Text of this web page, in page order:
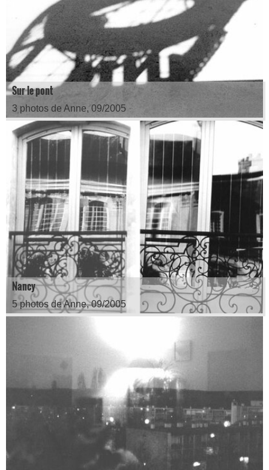
Sur le pont
3 photos de Anne, 09/2005
Nancy
5 photos de Anne, 09/2005